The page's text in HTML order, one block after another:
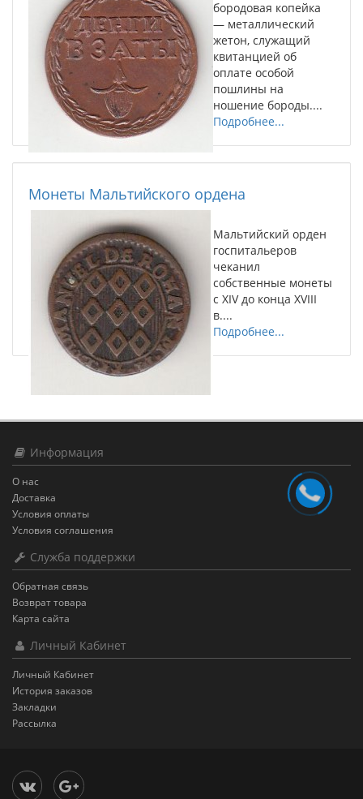
бородовая копейка
— металлический
жетон, служащий
квитанцией об
оплате особой
пошлины на
ношение бороды....
Подробнее...
Монеты Мальтийского ордена
Мальтийский орден
госпитальеров
чеканил
собственные монеты
с XIV до конца XVIII
в....
Подробнее...
Информация
О нас
Доставка
Условия оплаты
Условия соглашения
Служба поддержки
Обратная связь
Возврат товара
Карта сайта
Личный Кабинет
Личный Кабинет
История заказов
Закладки
Рассылка